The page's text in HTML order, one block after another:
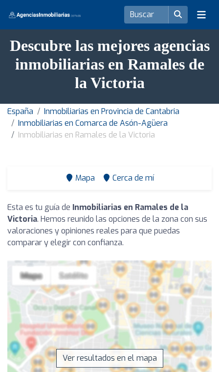
Descubre las mejores agencias
inmobiliarias en Ramales de
la Victoria
España
Inmobiliarias en Provincia de Cantabria
Inmobiliarias en Comarca de Asón-Agüera
Inmobiliarias en Ramales de la Victoria
Mapa Cerca de mí
Esta es tu guía de Inmobiliarias en Ramales de la
Victoria. Hemos reunido las opciones de la zona con sus
valoraciones y opiniones reales para que puedas
comparar y elegir con confianza.
Ver resultados en el mapa